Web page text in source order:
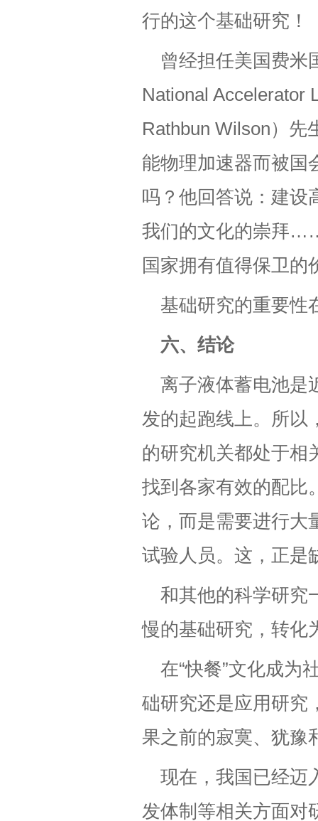
行的这个基础研究！
曾经担任美国费米
National Accelerator
Rathbun Wilson）先
能物理加速器而被国
吗？他回答说：建设
我们的文化的崇拜
国家拥有值得保卫的
基础研究的重要性
六、结论
离子液体蓄电池是
发的起跑线上。所以
的研究机关都处于相
找到各家有效的配比
论，而是需要进行大
试验人员。这，正是
和其他的科学研究
慢的基础研究，转化
在“快餐”文化成为
础研究还是应用研究
果之前的寂寞、犹豫
现在，我国已经迈
发体制等相关方面对